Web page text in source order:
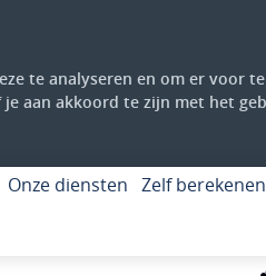
te analyseren en om er voor
aan akkoord te zijn met het
Onze diensten Zelf berekenen